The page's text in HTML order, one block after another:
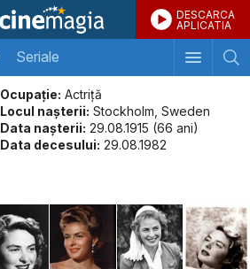
DESCARCA
APLICATIA
Seriale
Ocupație: Actriţă
Locul naşterii: Stockholm, Sweden
Data naşterii: 29.08.1915 (66 ani)
Data decesului: 29.08.1982